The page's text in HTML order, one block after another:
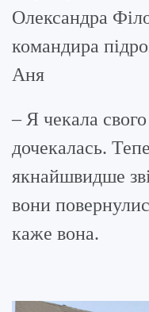
Олександра
командира
Аня
– Я чекала
дочекалась.
якнайшвидше
вони
каже вона.